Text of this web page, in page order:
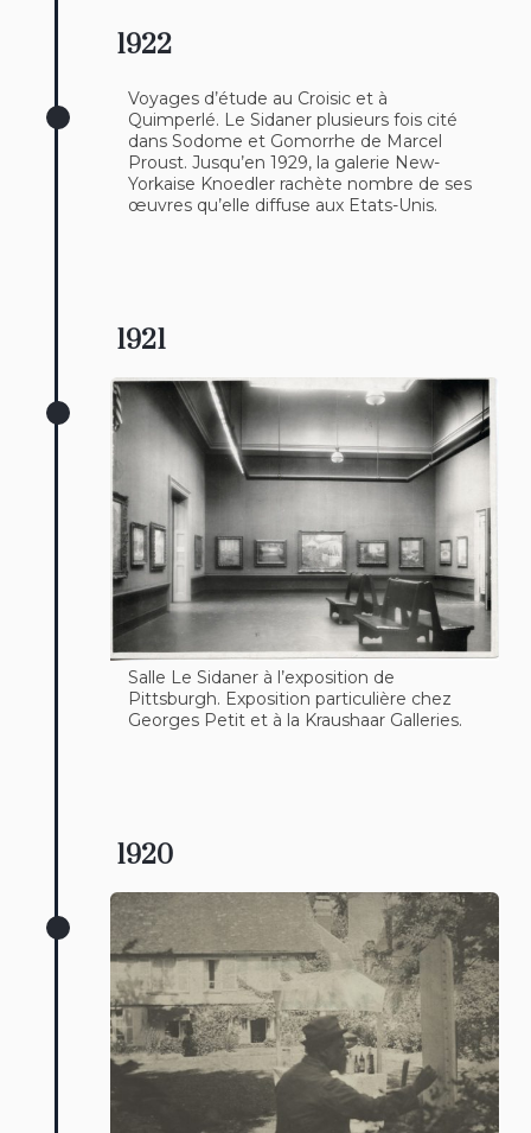
1922
Voyages d’étude au Croisic et à
Quimperlé. Le Sidaner plusieurs fois cité
dans Sodome et Gomorrhe de Marcel
Proust. Jusqu’en 1929, la galerie New-
Yorkaise Knoedler rachète nombre de ses
œuvres qu’elle diffuse aux Etats-Unis.
1921
Salle Le Sidaner à l’exposition de
Pittsburgh. Exposition particulière chez
Georges Petit et à la Kraushaar Galleries.
1920